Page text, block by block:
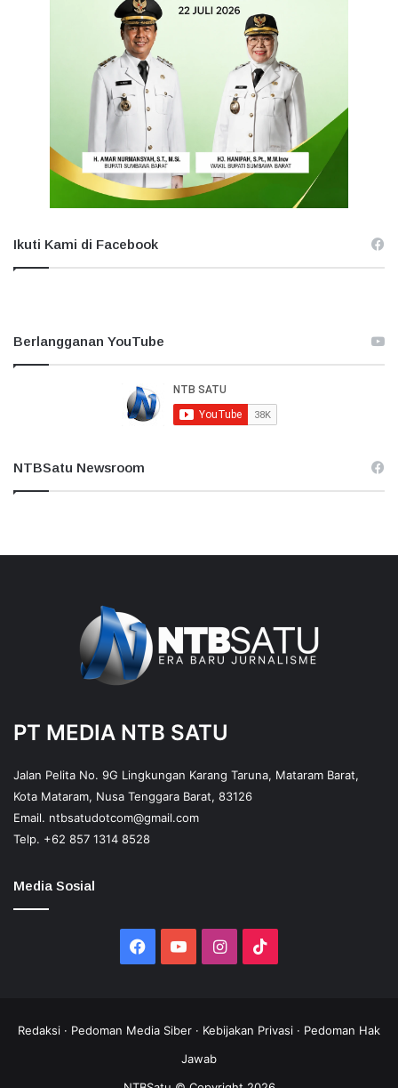
Ikuti Kami di Facebook
Berlangganan YouTube
NTBSatu Newsroom
PT MEDIA NTB SATU
Jalan Pelita No. 9G Lingkungan Karang Taruna, Mataram Barat,
Kota Mataram, Nusa Tenggara Barat, 83126
Email. ntbsatudotcom@gmail.com
Telp. +62 857 1314 8528
Media Sosial
Facebook
YouTubeInstagram
Redaksi · Pedoman Media Siber · Kebijakan Privasi · Pedoman Hak
Jawab